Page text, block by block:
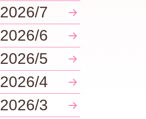
2026/7
2026/6
2026/5
2026/4
2026/3